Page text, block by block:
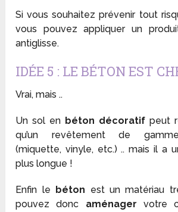
Si vous souhaitez prévenir tout
vous pouvez appliquer un
antiglisse.
IDÉE 5 : LE BÉTON EST
Vrai, mais ..
Un sol en béton décoratif peut
qu’un revêtement de
(miquette, vinyle, etc.) .. mais il a
plus longue !
Enfin le béton est un matériau
pouvez donc aménager votre